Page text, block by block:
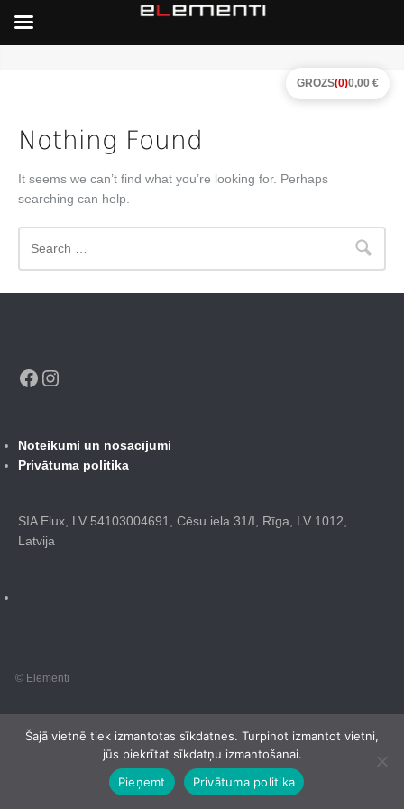
Nothing Found
It seems we can’t find what you’re looking for. Perhaps
searching can help.
Facebook
Noteikumi un nosacījumi
Privātuma politika
SIA Elux, LV 54103004691, Cēsu iela 31/I, Rīga, LV 1012,
Latvija
© Elementi
Šajā vietnē tiek izmantotas sīkdatnes. Turpinot izmantot vietni,
jūs piekrītat sīkdatņu izmantošanai.
Pieņemt
Privātuma politika
GROZS(0)0,00 €